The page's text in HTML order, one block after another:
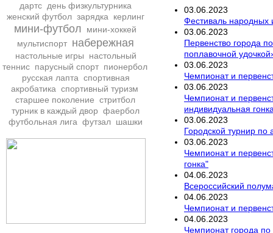
дартс день физкультурника
женский футбол зарядка керлинг
мини-футбол
мини-хоккей
мультиспорт набережная
настольные игры
настольный
теннис парусный спорт пионербол
русская лапта спортивная
акробатика спортивный туризм
старшее поколение стритбол
турник в каждый двор фаербол
футбольная лига футзал шашки
03 06 2023
Фестиваль народных
03 06 2023
Первенство города
поплавочной
03 06 2023
Чемпионат и
03 06 2023
Чемпионат и
индивидуальная
03 06 2023
Городской турнир по
03 06 2023
Чемпионат и
гонка"
04 06 2023
Всероссийский
04 06 2023
Чемпионат и
04 06 2023
Чемпионат города